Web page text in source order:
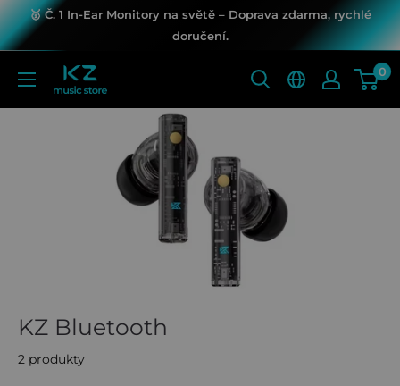
Přejít
k
🥇 Č. 1 In-Ear Monitory na světě – Doprava zdarma, rychlé
doručení.
KZ
0
KZ Bluetooth
2 produkty